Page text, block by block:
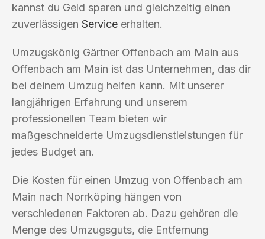
kannst du Geld sparen und gleichzeitig einen
zuverlässigen Service erhalten.
Umzugskönig Gärtner Offenbach am Main aus
Offenbach am Main ist das Unternehmen, das dir
bei deinem Umzug helfen kann. Mit unserer
langjährigen Erfahrung und unserem
professionellen Team bieten wir
maßgeschneiderte Umzugsdienstleistungen für
jedes Budget an.
Die Kosten für einen Umzug von Offenbach am
Main nach Norrköping hängen von
verschiedenen Faktoren ab. Dazu gehören die
Menge des Umzugsguts, die Entfernung